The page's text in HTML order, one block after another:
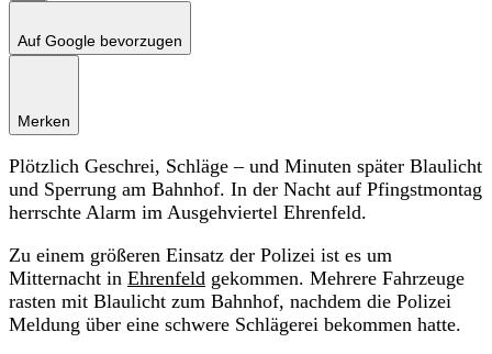
Auf Google bevorzugen
Merken
Plötzlich Geschrei, Schläge – und Minuten später Blaulicht
und Sperrung am Bahnhof. In der Nacht auf Pfingstmontag
herrschte Alarm im Ausgehviertel Ehrenfeld.
Zu einem größeren Einsatz der Polizei ist es um
Mitternacht in Ehrenfeld gekommen. Mehrere Fahrzeuge
rasten mit Blaulicht zum Bahnhof, nachdem die Polizei
Meldung über eine schwere Schlägerei bekommen hatte.